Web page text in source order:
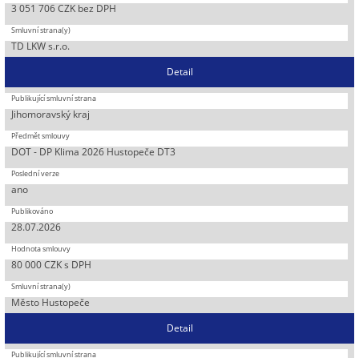
3 051 706 CZK bez DPH
TD LKW s.r.o.
Detail
Jihomoravský kraj
DOT - DP Klima 2026 Hustopeče DT3
ano
28.07.2026
80 000 CZK s DPH
Město Hustopeče
Detail